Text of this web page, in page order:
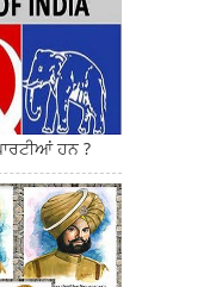
ਹਨ ?